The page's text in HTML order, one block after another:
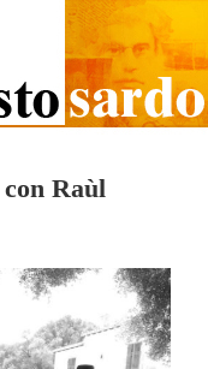
Raùl